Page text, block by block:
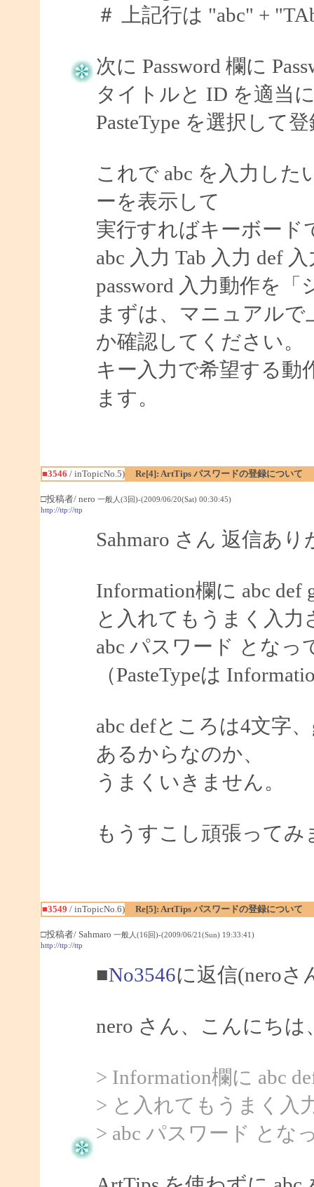
＃ 上記行は "abc" +
次に Password 欄に
タイトルと ID を適当
PasteType を選択して
これで abc を入力し
ーを表示して
実行すればキーボード
abc 入力 Tab 入力 def
password 入力動作を
まずは、マニュアル
か確認してください。
キー入力で希望する動
ます。
■3546 / inTopicNo.5) Re[4]: ArtTips パスワードの登録について
□投稿者/ nero 一般人(3回)-(2009/06/20(Sat) 00:30:45)
http://ttp://ttp
Sahmaro さん 返信あ
Information欄に abc def
と入れてもうまく入力
abc パスワード となっ
（PasteTypeは
abc defところは4文字
あるからなのか、
うまくいきません。
もうすこし頑張ってみ
■3549 / inTopicNo.6) Re[5]: ArtTips パスワードの登録について
□投稿者/ Sahmaro 一般人(16回)-(2009/06/21(Sun) 19:33:41)
http://ttp://ttp
■No3546に返信(neroさ
nero さん、こんにちは
> Information欄に abc
> と入れてもうまく入
> abc パスワード とな